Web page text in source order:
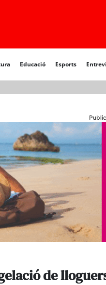
Educació Esports
de